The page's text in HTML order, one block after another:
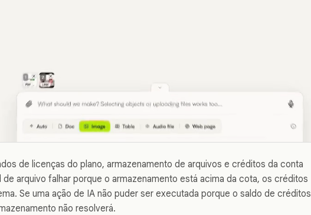
de licenças do plano, armazenamento de arquivos e créditos da conta
arquivo falhar porque o armazenamento está acima da cota, os créditos
Se uma ação de IA não puder ser executada porque o saldo de créditos
não resolverá.